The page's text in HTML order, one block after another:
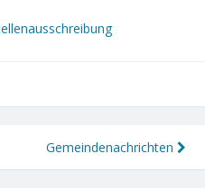
Gemeindenachrichten